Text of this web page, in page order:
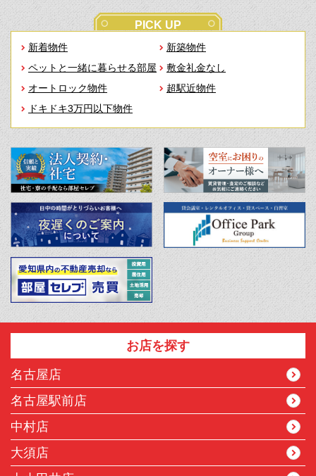
PICK UP
新着物件
新築物件
ペットと一緒に暮らせる部屋
敷金礼金なし
オートロック物件
超駅近物件
ドキドキ3万円以下物件
お店を探す
名古屋店
名古屋駅前店
中村店
大須店